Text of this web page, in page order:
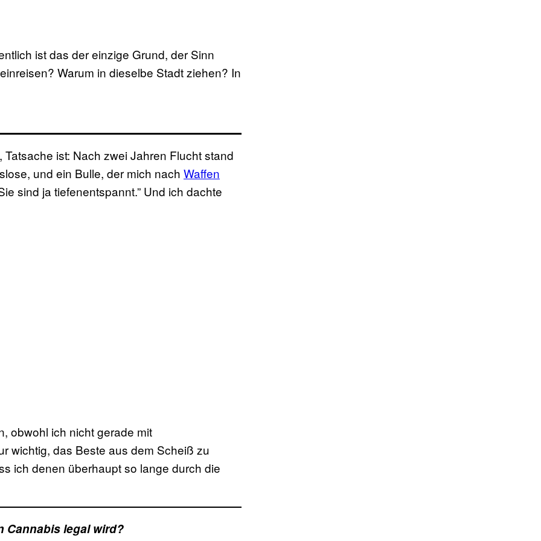
ist das der einzige Grund, der Sinn
Warum in dieselbe Stadt ziehen? In
ist: Nach zwei Jahren Flucht stand
und ein Bulle, der mich nach Waffen
sind ja tiefenentspannt.” Und ich dachte
obwohl ich nicht gerade mit
wichtig, das Beste aus dem Scheiß zu
ich denen überhaupt so lange durch die
Cannabis legal wird?